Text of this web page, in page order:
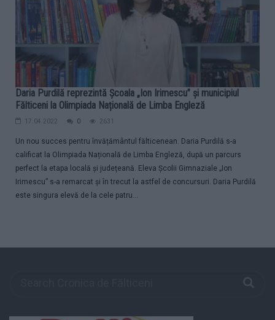
Daria Purdilă reprezintă Școala „Ion Irimescu” și municipiul
Fălticeni la Olimpiada Națională de Limba Engleză
17.04.2022 0 2631
Un nou succes pentru învățământul fălticenean. Daria Purdilă s-a
calificat la Olimpiada Națională de Limba Engleză, după un parcurs
perfect la etapa locală și județeană. Eleva Școlii Gimnaziale „Ion
Irimescu” s-a remarcat și în trecut la astfel de concursuri. Daria Purdilă
este singura elevă de la cele patru...